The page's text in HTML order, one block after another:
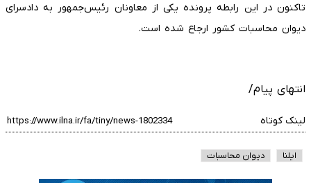
تاکنون در این رابطه پرونده یکی از معاونان رئیس‌جمهور به دادسرای
دیوان محاسبات کشور ارجاع شده‌ است.
انتهای پیام/
لینک کوتاه
ایلنا دیوان محاسبات